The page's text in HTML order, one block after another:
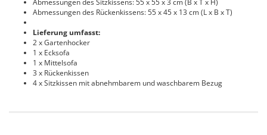
Abmessungen des Sitzkissens: 55 x 55 x 3 cm (B x T x H)
Abmessungen des Rückenkissens: 55 x 45 x 13 cm (L x B x T)
Lieferung umfasst:
2 x Gartenhocker
1 x Ecksofa
1 x Mittelsofa
3 x Rückenkissen
4 x Sitzkissen mit abnehmbarem und waschbarem Bezug